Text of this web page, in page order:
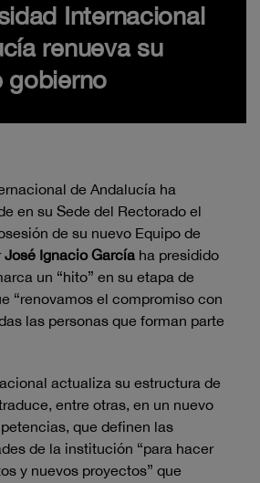
Internacional
renueva su
gobierno
de Andalucía ha
en su Sede del Rectorado el
de su nuevo Equipo de
José Ignacio García ha presidido
un “hito” en su etapa de
“renovamos el compromiso con
las personas que forman parte
actualiza su estructura de
entre otras, en un nuevo
que definen las
de la institución “para hacer
y nuevos proyectos” que